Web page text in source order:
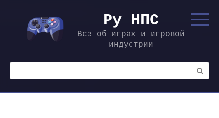
контенту
Ру НПС
Все об играх и игровой
индустрии
Поиск: